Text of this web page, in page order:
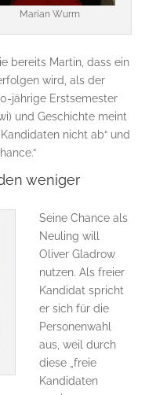
Marian Wurm
bereits Martin, dass ein
wird, als der
jährige Erstsemester
und Geschichte meint
nicht ab“ und
weniger
Seine Chance als
Neuling will
Oliver Gladrow
nutzen. Als freier
Kandidat spricht
er sich für die
Personenwahl
aus, weil durch
diese „freie
Kandidaten